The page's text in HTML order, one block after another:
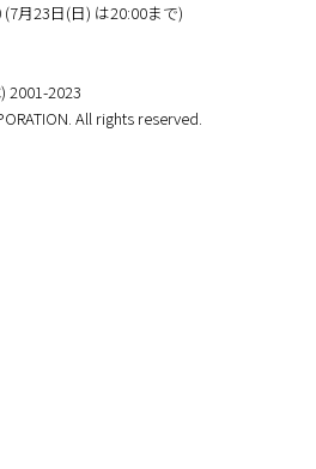
月23日(日) は20:00まで)
2001-2023
All rights reserved.